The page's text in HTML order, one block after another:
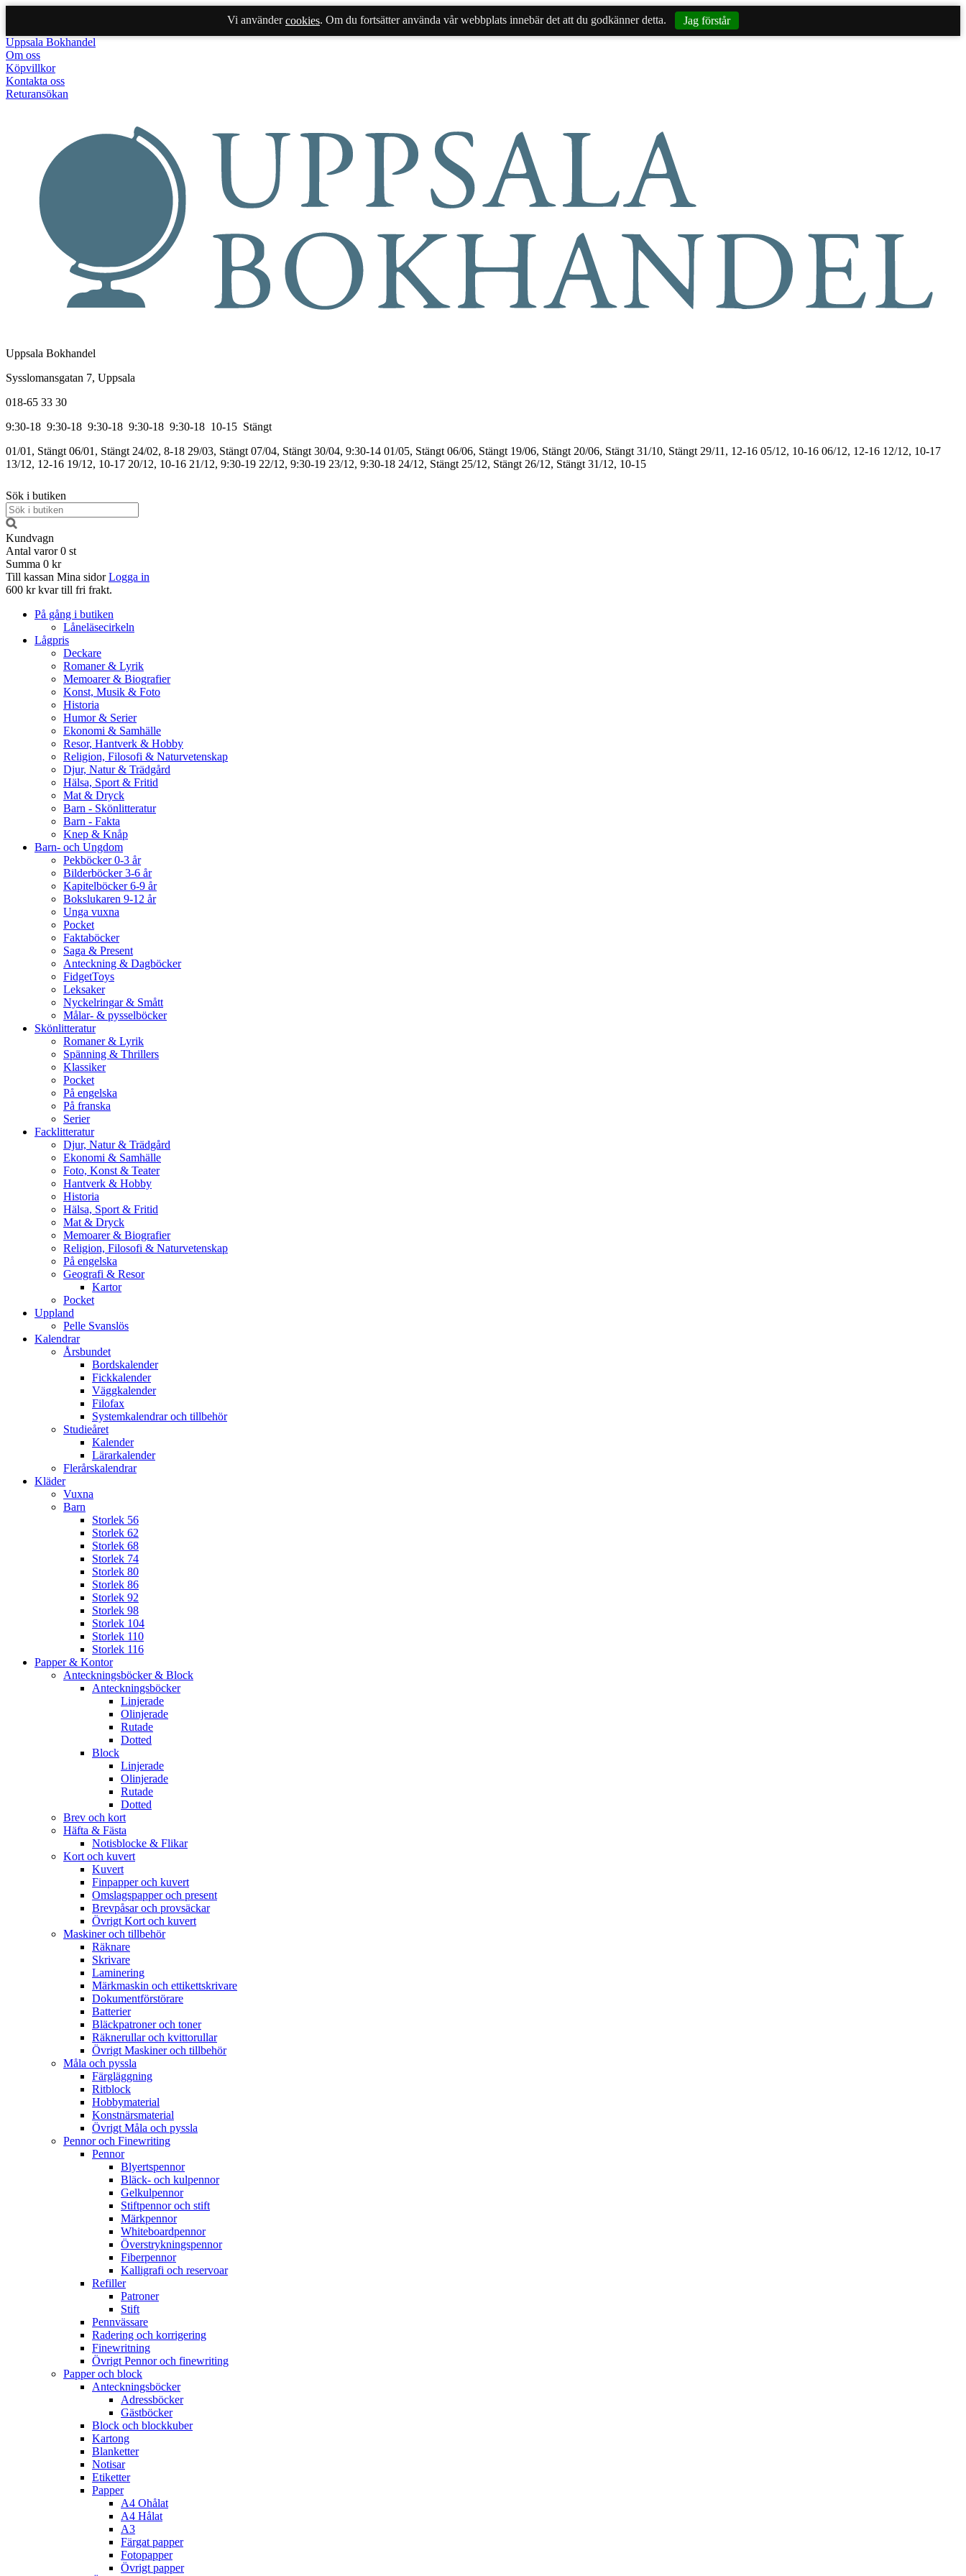
Vi användercookies. Om du fortsätter använda vår webbplats innebär det att du godkänner detta.
Jag förstår
Uppsala Bokhandel
Om oss
Köpvillkor
Kontakta oss
Returansökan
Uppsala Bokhandel
Sysslomansgatan 7, Uppsala
018-65 33 30
9:30-18 9:30-18 9:30-18 9:30-18 9:30-18 10-15 Stängt
01/01, Stängt 06/01, Stängt 24/02, 8-18 29/03, Stängt 07/04, Stängt 30/04, 9:30-14 01/05, Stängt 06/06, Stängt 19/06, Stängt 20/06, Stängt 31/10, Stängt 29/11, 12-16 05/12, 10-16 06/12, 12-16 12/12, 10-17
13/12, 12-16 19/12, 10-17 20/12, 10-16 21/12, 9:30-19 22/12, 9:30-19 23/12, 9:30-18 24/12, Stängt 25/12, Stängt 26/12, Stängt 31/12, 10-15
Sök i butiken
Kundvagn
Antal varor 0 st
Summa 0 kr
Till kassan Mina sidor Logga in
600 kr kvar till fri frakt.
På gång i butiken
Låneläsecirkeln
Lågpris
Deckare
Romaner & Lyrik
Memoarer & Biografier
Konst, Musik & Foto
Historia
Humor & Serier
Ekonomi & Samhälle
Resor, Hantverk & Hobby
Religion, Filosofi & Naturvetenskap
Djur, Natur & Trädgård
Hälsa, Sport & Fritid
Mat & Dryck
Barn - Skönlitteratur
Barn - Fakta
Knep & Knåp
Barn- och Ungdom
Pekböcker 0-3 år
Bilderböcker 3-6 år
Kapitelböcker 6-9 år
Bokslukaren 9-12 år
Unga vuxna
Pocket
Faktaböcker
Saga & Present
Anteckning & Dagböcker
FidgetToys
Leksaker
Nyckelringar & Smått
Målar- & pysselböcker
Skönlitteratur
Romaner & Lyrik
Spänning & Thrillers
Klassiker
Pocket
På engelska
På franska
Serier
Facklitteratur
Djur, Natur & Trädgård
Ekonomi & Samhälle
Foto, Konst & Teater
Hantverk & Hobby
Historia
Hälsa, Sport & Fritid
Mat & Dryck
Memoarer & Biografier
Religion, Filosofi & Naturvetenskap
På engelska
Geografi & Resor
Kartor
Pocket
Uppland
Pelle Svanslös
Kalendrar
Årsbundet
Bordskalender
Fickkalender
Väggkalender
Filofax
Systemkalendrar och tillbehör
Studieåret
Kalender
Lärarkalender
Flerårskalendrar
Kläder
Vuxna
Barn
Storlek 56
Storlek 62
Storlek 68
Storlek 74
Storlek 80
Storlek 86
Storlek 92
Storlek 98
Storlek 104
Storlek 110
Storlek 116
Papper & Kontor
Anteckningsböcker & Block
Anteckningsböcker
Linjerade
Olinjerade
Rutade
Dotted
Block
Linjerade
Olinjerade
Rutade
Dotted
Brev och kort
Häfta & Fästa
Notisblocke & Flikar
Kort och kuvert
Kuvert
Finpapper och kuvert
Omslagspapper och present
Brevpåsar och provsäckar
Övrigt Kort och kuvert
Maskiner och tillbehör
Räknare
Skrivare
Laminering
Märkmaskin och ettikettskrivare
Dokumentförstörare
Batterier
Bläckpatroner och toner
Räknerullar och kvittorullar
Övrigt Maskiner och tillbehör
Måla och pyssla
Färgläggning
Ritblock
Hobbymaterial
Konstnärsmaterial
Övrigt Måla och pyssla
Pennor och Finewriting
Pennor
Blyertspennor
Bläck- och kulpennor
Gelkulpennor
Stiftpennor och stift
Märkpennor
Whiteboardpennor
Överstrykningspennor
Fiberpennor
Kalligrafi och reservoar
Refiller
Patroner
Stift
Pennvässare
Radering och korrigering
Finewritning
Övrigt Pennor och finewriting
Papper och block
Anteckningsböcker
Adressböcker
Gästböcker
Block och blockkuber
Kartong
Blanketter
Notisar
Etiketter
Papper
A4 Ohålat
A4 Hålat
A3
Färgat papper
Fotopapper
Övrigt papper